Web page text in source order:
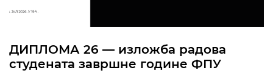
ДИПЛОМА 26 — изложба радова
студената завршне године ФПУ